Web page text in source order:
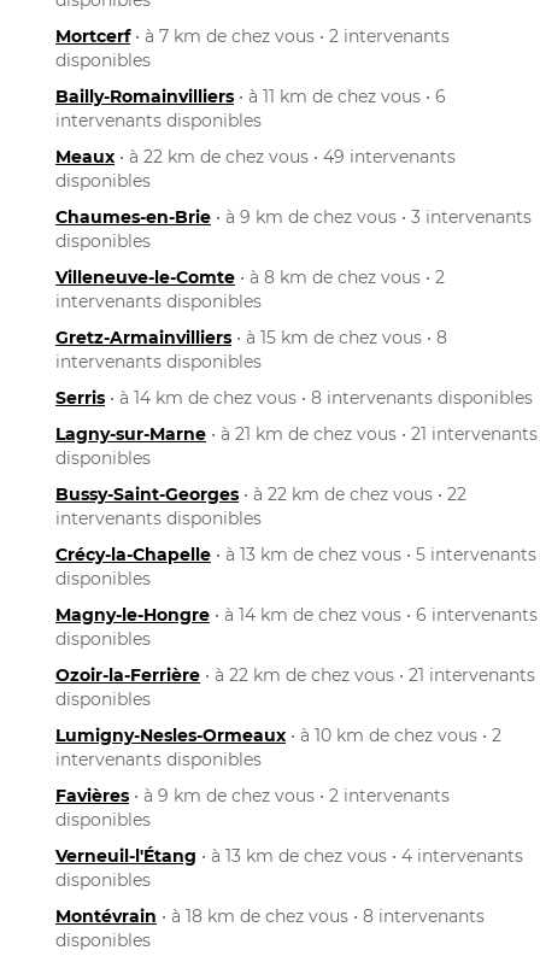
Mortcerf• à 7 km de chez vous • 2 intervenants
disponibles
Bailly-Romainvilliers • à 11 km de chez vous • 6
intervenants disponibles
Meaux • à 22 km de chez vous • 49 intervenants
disponibles
Chaumes-en-Brie • à 9 km de chez vous • 3 intervenants
disponibles
Villeneuve-le-Comte • à 8 km de chez vous • 2
intervenants disponibles
Gretz-Armainvilliers • à 15 km de chez vous • 8
intervenants disponibles
Serris • à 14 km de chez vous • 8 intervenants disponibles
Lagny-sur-Marne • à 21 km de chez vous • 21 intervenants
disponibles
Bussy-Saint-Georges • à 22 km de chez vous • 22
intervenants disponibles
Crécy-la-Chapelle • à 13 km de chez vous • 5 intervenants
disponibles
Magny-le-Hongre • à 14 km de chez vous • 6 intervenants
disponibles
Ozoir-la-Ferrière • à 22 km de chez vous • 21 intervenants
disponibles
Lumigny-Nesles-Ormeaux • à 10 km de chez vous • 2
intervenants disponibles
Favières • à 9 km de chez vous • 2 intervenants
disponibles
Verneuil-l'Étang • à 13 km de chez vous • 4 intervenants
disponibles
Montévrain • à 18 km de chez vous • 8 intervenants
disponibles